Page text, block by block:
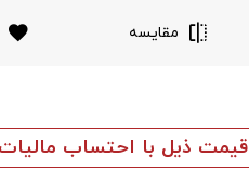
مقایسه
قیمت ذیل با احتساب